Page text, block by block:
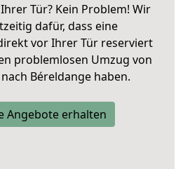
Tür? Kein Problem! Wir
dafür, dass eine
vor Ihrer Tür reserviert
problemlosen Umzug von
Béreldange haben.
Angebote erhalten